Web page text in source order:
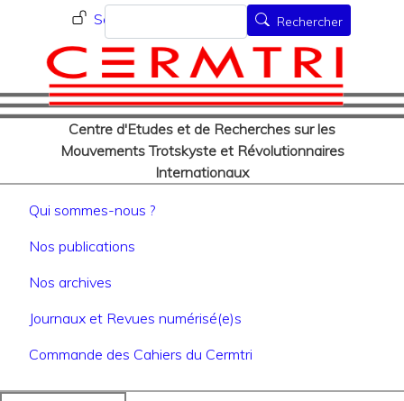
au
contenu
principal
Menu du compte de
Se connecter
Centre d'Etudes et de Recherches sur les
Mouvements Trotskyste et Révolutionnaires
Internationaux
Rechercher Rechercher
Navigation principale
Qui sommes-nous ?
Nos publications
Nos archives
Journaux et Revues numérisé(e)s
Commande des Cahiers du Cermtri